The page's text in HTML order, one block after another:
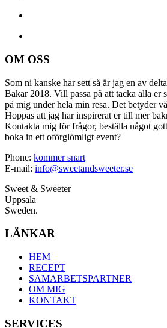
OM OSS
Som ni kanske har sett så är jag en av
Bakar 2018. Vill passa på att tacka alla er
på mig under hela min resa. Det betyder
Hoppas att jag har inspirerat er till mer
Kontakta mig för frågor, beställa något
boka in ett oförglömligt event?
Phone: kommer snart
E-mail: info@sweetandsweeter.se
Sweet & Sweeter
Uppsala
Sweden.
LÄNKAR
HEM
RECEPT
SAMARBETSPARTNER
OM MIG
KONTAKT
SERVICES